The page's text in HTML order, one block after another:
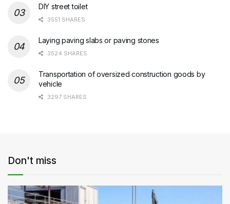
DIY street toilet
3551 SHARES
Laying paving slabs or paving stones
3524 SHARES
Transportation of oversized construction goods by
vehicle
3297 SHARES
Don't miss